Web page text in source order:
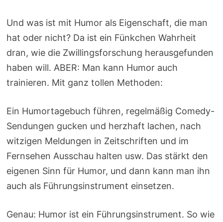
Und was ist mit Humor als Eigenschaft, die man
hat oder nicht? Da ist ein Fünkchen Wahrheit
dran, wie die Zwillingsforschung herausgefunden
haben will. ABER: Man kann Humor auch
trainieren. Mit ganz tollen Methoden:
Ein Humortagebuch führen, regelmäßig Comedy-
Sendungen gucken und herzhaft lachen, nach
witzigen Meldungen in Zeitschriften und im
Fernsehen Ausschau halten usw. Das stärkt den
eigenen Sinn für Humor, und dann kann man ihn
auch als Führungsinstrument einsetzen.
Genau: Humor ist ein Führungsinstrument. So wie